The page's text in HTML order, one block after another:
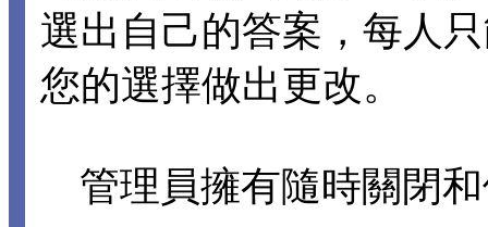
選出自己的答案，每人
您的選擇做出更改。
管理員擁有隨時關閉